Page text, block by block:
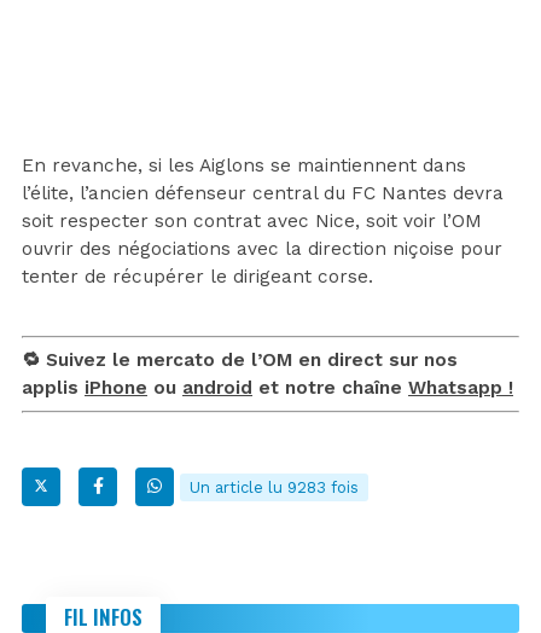
En revanche, si les Aiglons se maintiennent dans
l’élite, l’ancien défenseur central du FC Nantes devra
soit respecter son contrat avec Nice, soit voir l’OM
ouvrir des négociations avec la direction niçoise pour
tenter de récupérer le dirigeant corse.
🔁 Suivez le mercato de l’OM en direct sur nos
applis iPhone ou android et notre chaîne Whatsapp !
Un article lu 9283 fois
FIL INFOS